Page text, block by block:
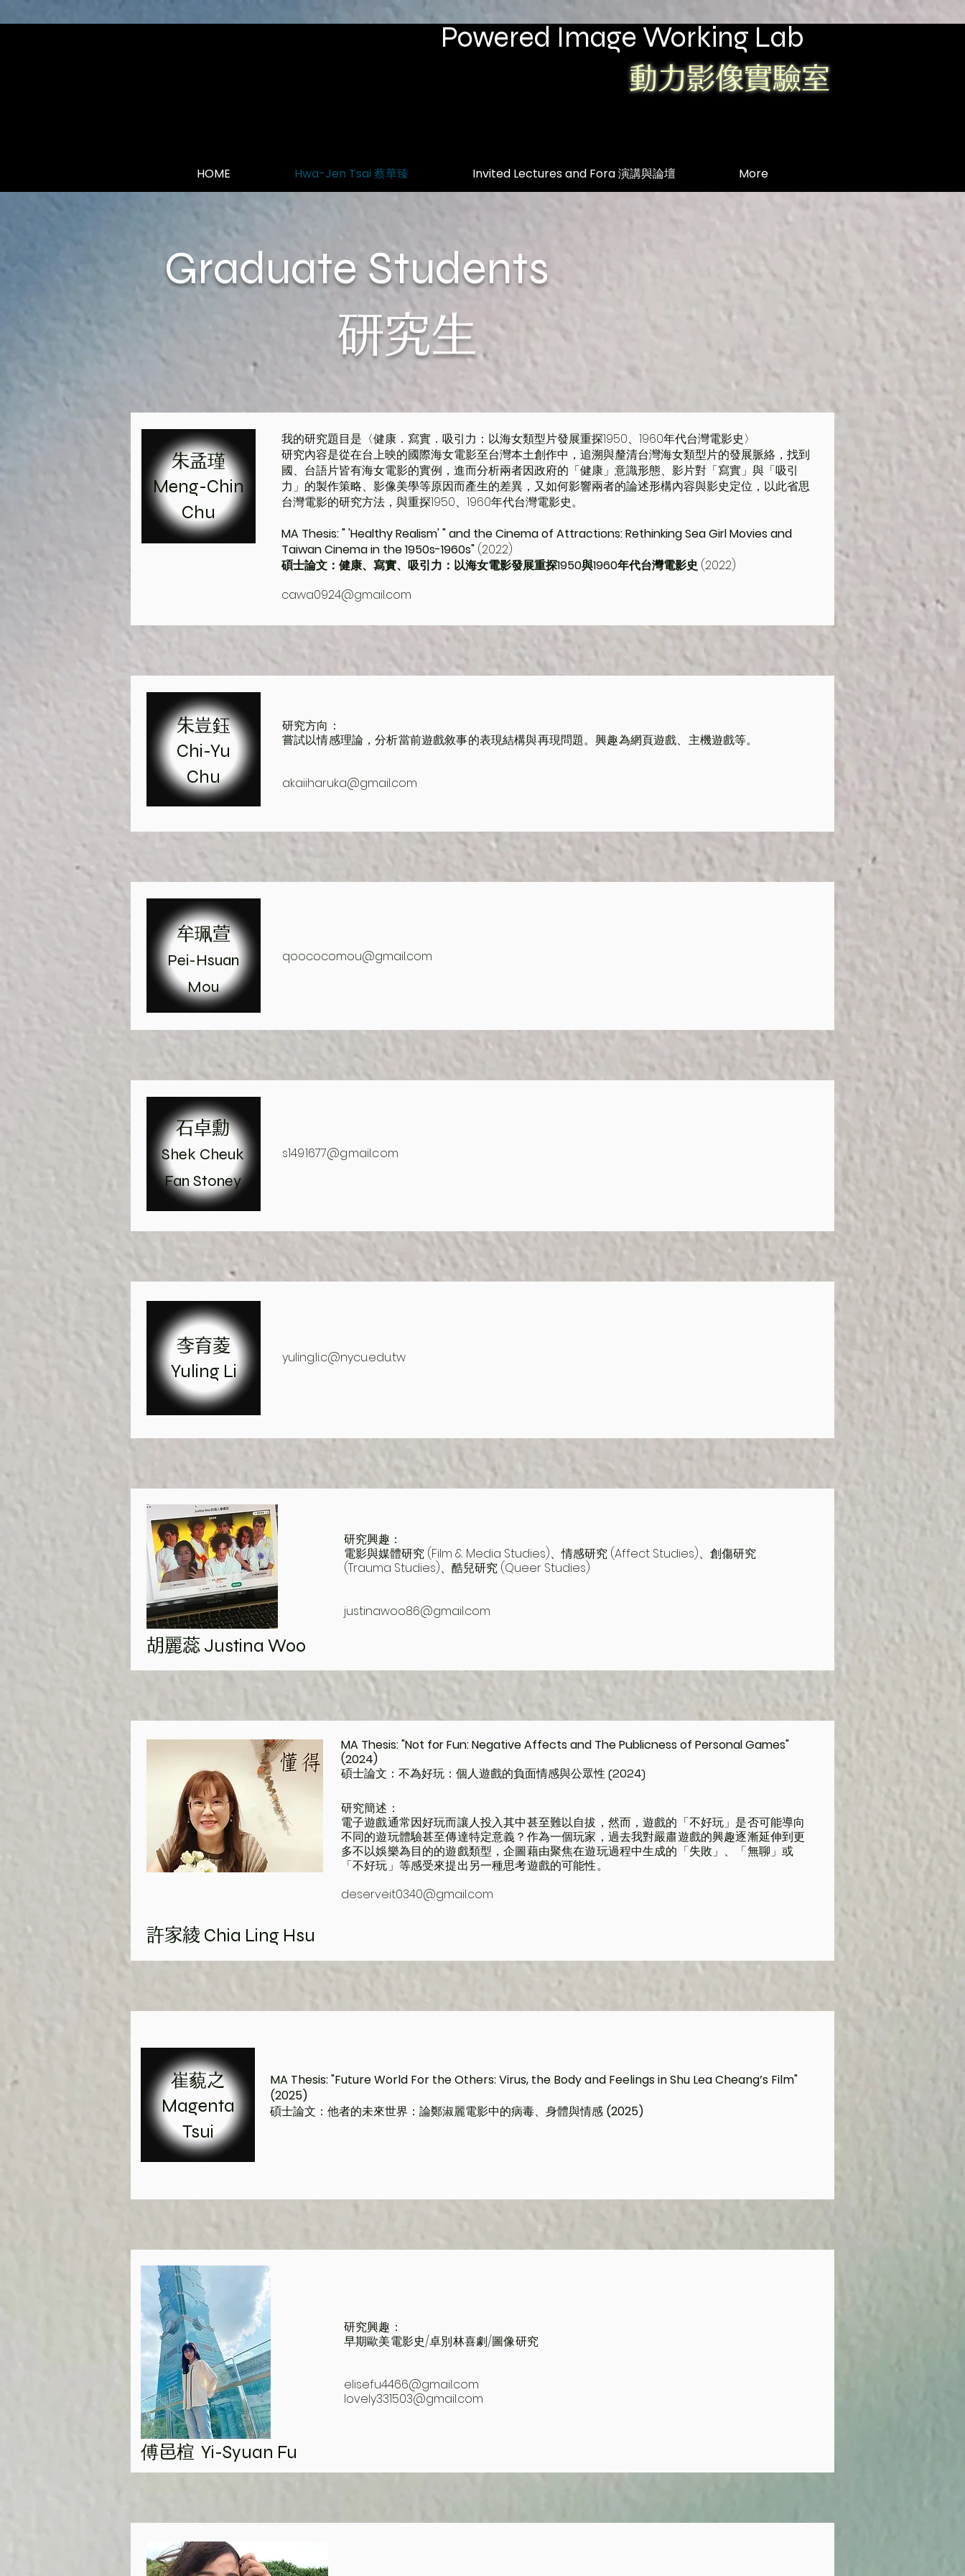
Powered Image Working Lab
動力影像實驗室
HOME Hwa-Jen Tsai 蔡華臻 Invited Lectures and Fora 演講與論壇 More
Graduate Students
研究生
朱孟瑾
Meng-Chin
Chu
我的研究題目是〈健康．寫實．吸引力：以海女類型片發展重探1950、1960年代台灣電影史〉
研究內容是從在台上映的國際海女電影至台灣本土創作中，追溯與釐清台灣海女類型片的發展脈絡，找到
國、台語片皆有海女電影的實例，進而分析兩者因政府的「健康」意識形態、影片對「寫實」與「吸引
力」的製作策略、影像美學等原因而產生的差異，又如何影響兩者的論述形構內容與影史定位，以此省思
台灣電影的研究方法，與重探1950、1960年代台灣電影史。
MA Thesis: " 'Healthy Realism' " and the Cinema of Attractions: Rethinking Sea Girl Movies and
Taiwan Cinema in the 1950s-1960s" (2022)
碩士論文：健康、寫實、吸引力：以海女電影發展重探1950與1960年代台灣電影史 (2022)
cawa0924@gmail.com
朱豈鈺
Chi-Yu
Chu
研究方向：
嘗試以情感理論，分析當前遊戲敘事的表現結構與再現問題。興趣為網頁遊戲、主機遊戲等。
akaiiharuka@gmail.com
牟珮萱
Pei-Hsuan
Mou
qoococomou@gmail.com
石卓勳
Shek Cheuk
Fan Stoney
s1491677@gmail.com
李育菱
Yuling Li
yuling.li.c@nycu.edu.tw
胡麗蕊 Justina Woo
研究興趣：
電影與媒體研究 (Film & Media Studies)、情感研究 (Affect Studies)、創傷研究
(Trauma Studies)、酷兒研究 (Queer Studies)
justinawoo86@gmail.com
MA Thesis: "Not for Fun: Negative Affects and The Publicness of Personal Games"
(2024)
碩士論文：不為好玩：個人遊戲的負面情感與公眾性 (2024)
研究簡述：
電子遊戲通常因好玩而讓人投入其中甚至難以自拔，然而，遊戲的「不好玩」是否可能導向
不同的遊玩體驗甚至傳達特定意義？作為一個玩家，過去我對嚴肅遊戲的興趣逐漸延伸到更
多不以娛樂為目的的遊戲類型，企圖藉由聚焦在遊玩過程中生成的「失敗」、「無聊」或
「不好玩」等感受來提出另一種思考遊戲的可能性。
deserveit0340@gmail.com
許家綾 Chia Ling Hsu
崔藐之
Magenta
Tsui
MA Thesis: "Future World For the Others: Virus, the Body and Feelings in Shu Lea Cheang’s Film"
(2025)
碩士論文：他者的未來世界：論鄭淑麗電影中的病毒、身體與情感 (2025)
傅邑楦 Yi-Syuan Fu
研究興趣：
早期歐美電影史/卓別林喜劇/圖像研究
elisefu4466@gmail.com
lovely331503@gmail.com